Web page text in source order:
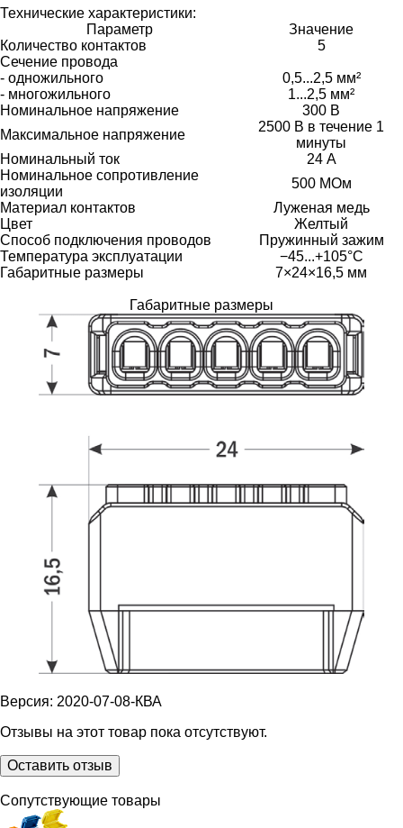
Технические характеристики:
Параметр
Значение
Количество контактов
5
Сечение провода
- одножильного
- многожильного
0,5...2,5 мм²
1...2,5 мм²
Номинальное напряжение
300 В
Максимальное напряжение
2500 В в течение 1
минуты
Номинальный ток
24 А
Номинальное сопротивление
изоляции
500 МОм
Материал контактов
Луженая медь
Цвет
Желтый
Способ подключения проводов
Пружинный зажим
Температура эксплуатации
−45...+105°C
Габаритные размеры
7×24×16,5 мм
Габаритные размеры
Версия: 2020-07-08-КВА
Отзывы на этот товар пока отсутствуют.
Оставить отзыв
Сопутствующие товары